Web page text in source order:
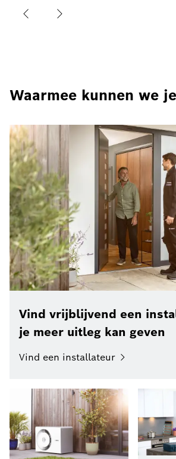
Waarmee kunnen we
Vind vrijblijvend een
je meer uitleg kan geven
Vind een installateur